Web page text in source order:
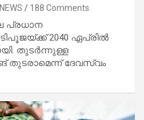
188 Comments
പ്രധാന
2040 ഏപ്രിൽ
തുടർന്നുള്ള
തുടരാമെന്ന് ദേവസ്വം